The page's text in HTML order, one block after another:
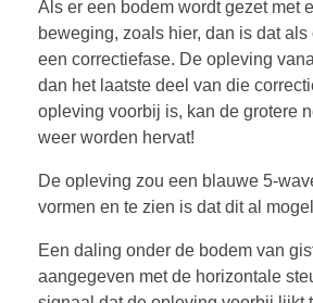
Als er een bodem wordt gezet met
beweging, zoals hier, dan is dat
een correctiefase. De opleving
dan het laatste deel van die
opleving voorbij is, kan de grotere
weer worden hervat!
De opleving zou een blauwe 5-
vormen en te zien is dat dit al
Een daling onder de bodem van
aangegeven met de horizontale